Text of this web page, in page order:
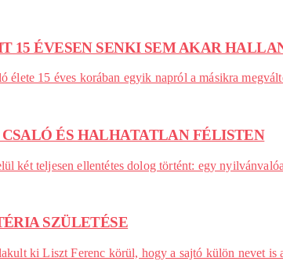
15 ÉVESEN SENKI SEM AKAR
élete 15 éves korában egyik napról a másikra
ÉS HALHATATLAN FÉLISTEN
két teljesen ellentétes dolog történt: egy
SZÜLETÉSE
ki Liszt Ferenc körül, hogy a sajtó külön nevet is